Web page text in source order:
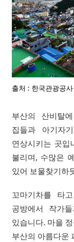
출처 : 한국관광공
부산의 산비탈
집들과 아기자
연상시키는 곳입
불리며, 수많은
있어 보물찾기하
꼬마기차를 타
공방에서 작가
있습니다. 마을
부산의 아름다운